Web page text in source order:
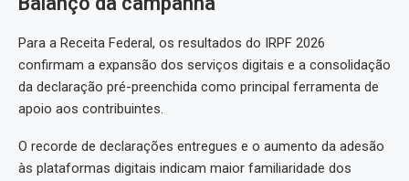
Para a Receita Federal, os resultados do IRPF 2026
confirmam a expansão dos serviços digitais e a consolidação
da declaração pré-preenchida como principal ferramenta de
apoio aos contribuintes.
O recorde de declarações entregues e o aumento da adesão
às plataformas digitais indicam maior familiaridade dos